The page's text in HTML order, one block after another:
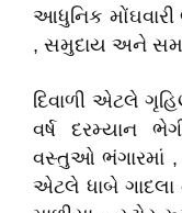
આધુનિક મોંઘવારી
, સમુદાય અને
દિવાળી એટલે
વર્ષ દરમ્યાન
વસ્તુઓ ભંગારમાં ,
એટલે ધાબે ગાદલા